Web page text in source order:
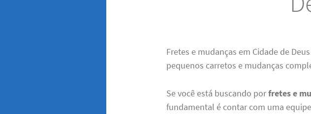
Fretes e mudanças em Cidade de
pequenos carretos e mudanças
Se você está buscando porfretes e
fundamental é contar com uma